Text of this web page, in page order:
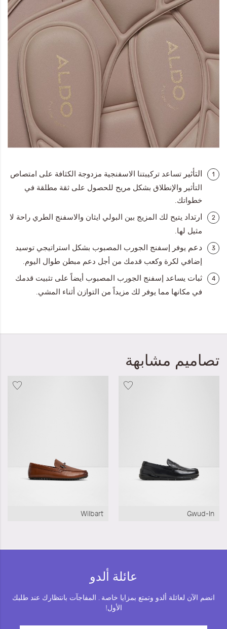
1 التأثير تساعد تركيبتنا الاسفنجية مزدوجة الكثافة على امتصاص
التأثير والإنطلاق بشكل مريح للحصول على ثقة مطلقة في
خطواتك.
2 ارتداد يتيح لك المزيج بين البولي ايثان والاسفنج الطري راحة لا
مثيل لها.
3 دعم يوفر إسفنج الجورب المصبوب بشكل استراتيجي توسيد
إضافي لكرة وكعب قدمك من أجل دعم مبطن طوال اليوم.
4 ثبات يساعد إسفنج الجورب المصبوب أيضاً على تثبيت قدمك
في مكانها مما يوفر لك مزيداً من التوازن أثناء المشي.
تصاميم مشابهة
Wilbart Gwud-In
عائلة ألدو
انضم الآن لعائلة ألدو وتمتع بمزايا خاصة . المفاجآت بانتظارك عند طلبك
الأول!